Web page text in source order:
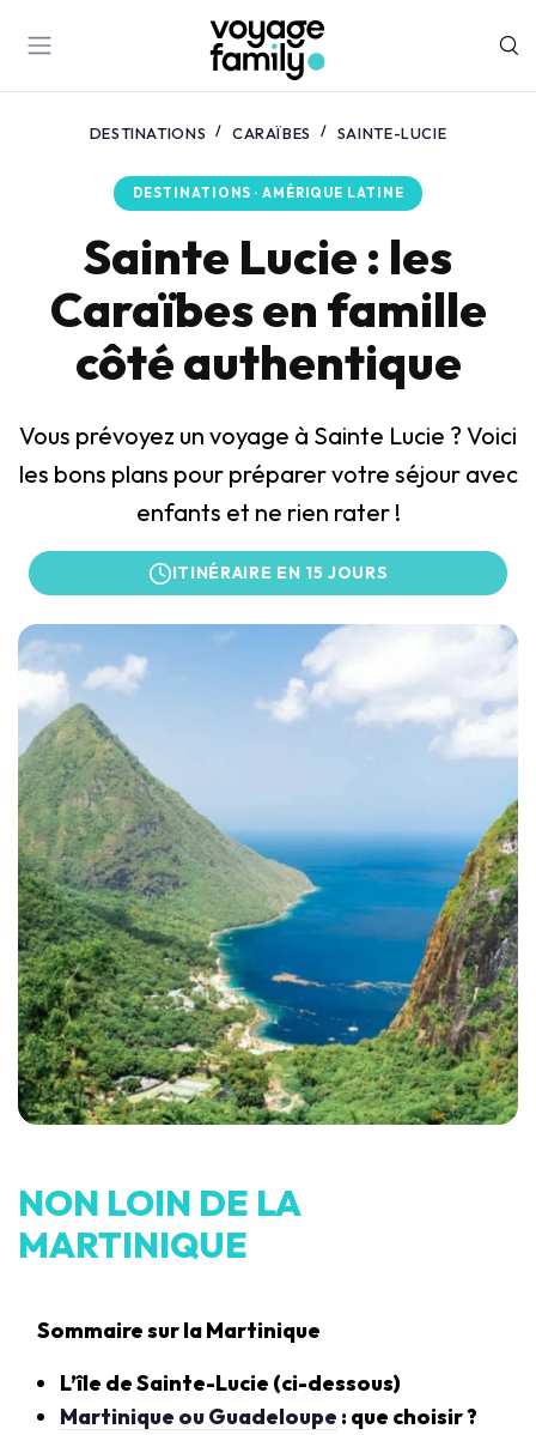
DESTINATIONS CARAÏBES SAINTE-LUCIE
DESTINATIONS · AMÉRIQUE LATINE
Sainte Lucie : les
Caraïbes en famille
côté authentique
Vous prévoyez un voyage à Sainte Lucie ? Voici
les bons plans pour préparer votre séjour avec
enfants et ne rien rater !
ITINÉRAIRE EN 15 JOURS
NON LOIN DE LA
MARTINIQUE
Sommaire sur la Martinique
L’île de Sainte-Lucie (ci-dessous)
Martinique ou Guadeloupe : que choisir ?